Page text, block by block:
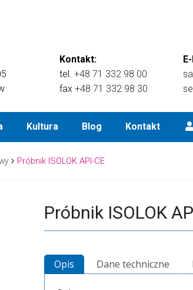
Kontakt:
tel. +48 71 332 98 00
fax +48 71 332 98 30
Kultura Blog Kontakt
Próbnik ISOLOK API-CE
Próbnik ISOLOK
Opis Dane techniczne